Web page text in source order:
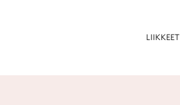
LIIKKEET